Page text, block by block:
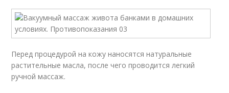
Перед процедурой на кожу наносятся натуральные
растительные масла, после чего проводится легкий
ручной массаж.